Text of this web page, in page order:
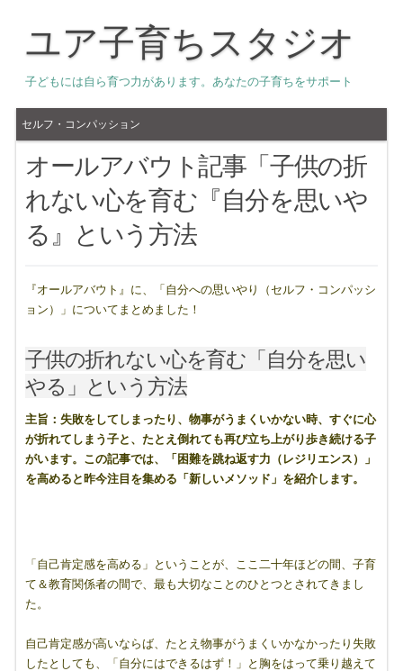
ユア子育ちスタジオ
子どもには自ら育つ力があります。あなたの子育ちをサポート
セルフ・コンパッション
オールアバウト記事「子供の折
れない心を育む『自分を思いや
る』という方法
『オールアバウト』に、「自分への思いやり（セルフ・コンパッシ
ョン）」についてまとめました！
子供の折れない心を育む「自分を思い
やる」という方法
主旨：失敗をしてしまったり、物事がうまくいかない時、すぐに心
が折れてしまう子と、たとえ倒れても再び立ち上がり歩き続ける子
がいます。この記事では、「困難を跳ね返す力（レジリエンス）」
を高めると昨今注目を集める「新しいメソッド」を紹介します。
「自己肯定感を高める」ということが、ここ二十年ほどの間、子育
て＆教育関係者の間で、最も大切なことのひとつとされてきまし
た。
自己肯定感が高いならば、たとえ物事がうまくいかなかったり失敗
したとしても、「自分にはできるはず！」と胸をはって乗り越えて